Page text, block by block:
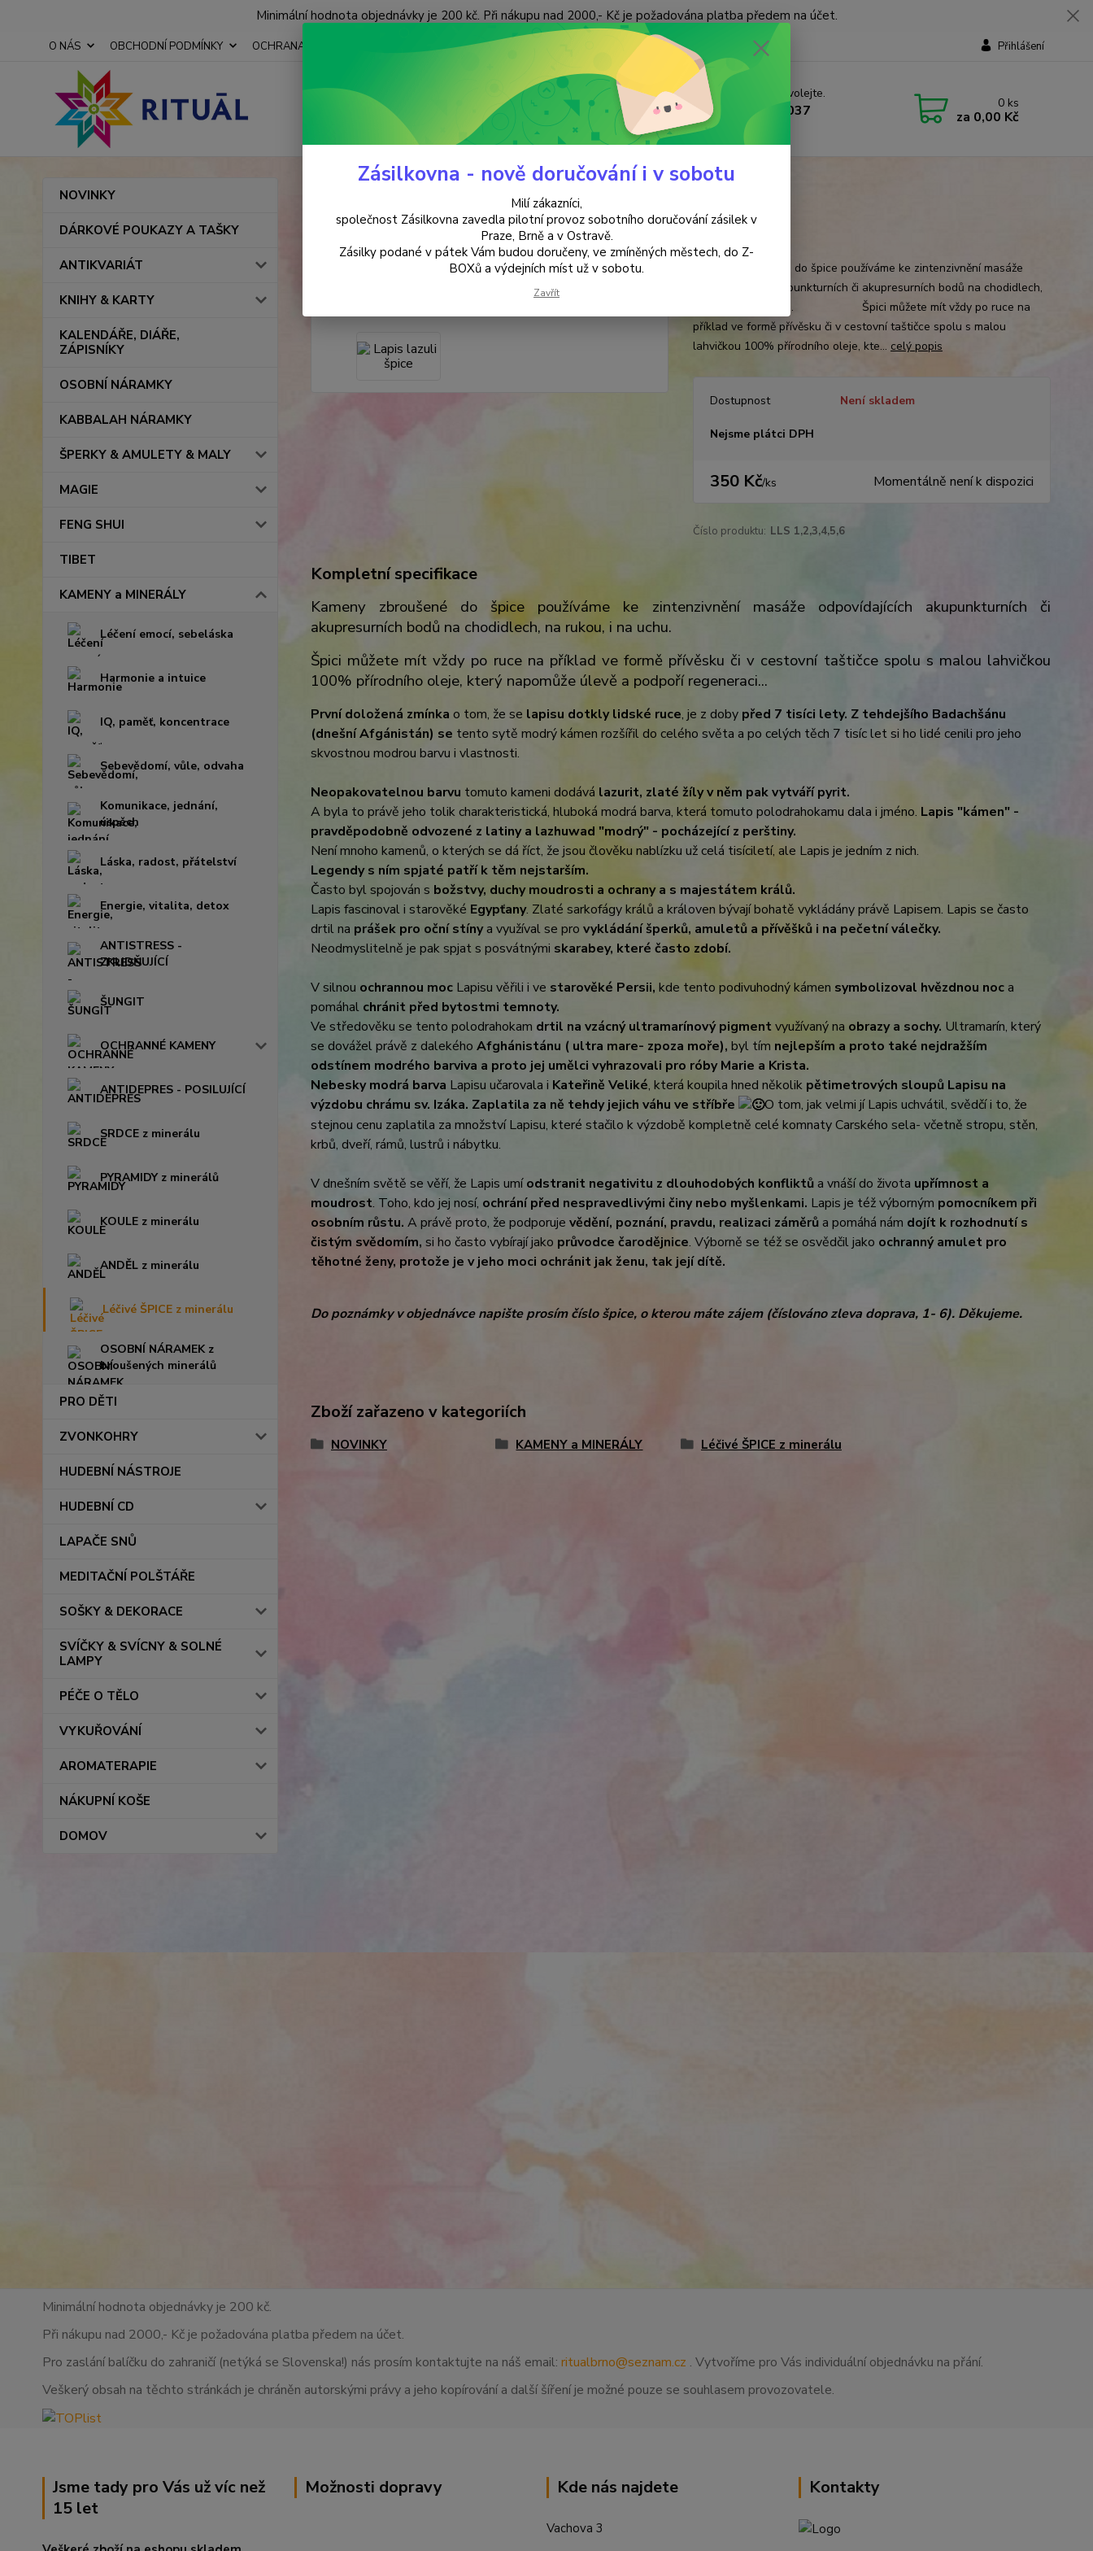
Minimální hodnota objednávky je 200 kč. Při nákupu nad 2000,- Kč je požadována platba předem na účet.
O NÁS OBCHODNÍ PODMÍNKY OCHRANA OSOBNÍCH ÚDAJŮ KONTAKTY Přihlášení
Hledat
Nevíte si rady? Zavolejte.
+420 737 737 037
(Po-Pá, 9-18 hod.)
0 ks
za 0,00 Kč
NOVINKY
DÁRKOVÉ POUKAZY A TAŠKY
ANTIKVARIÁT
KNIHY & KARTY
KALENDÁŘE, DIÁŘE,
ZÁPISNÍKY
OSOBNÍ NÁRAMKY
KABBALAH NÁRAMKY
ŠPERKY & AMULETY & MALY
MAGIE
FENG SHUI
TIBET
KAMENY a MINERÁLY
Léčení emocí, sebeláska
Harmonie a intuice
IQ, paměť, koncentrace
Sebevědomí, vůle, odvaha
Komunikace, jednání,
úspěch
Láska, radost, přátelství
Energie, vitalita, detox
ANTISTRESS -
ZKLIDŇUJÍCÍ
ŠUNGIT
OCHRANNÉ KAMENY
ANTIDEPRES - POSILUJÍCÍ
SRDCE z minerálu
PYRAMIDY z minerálů
KOULE z minerálu
ANDĚL z minerálu
Léčivé ŠPICE z minerálu
OSOBNÍ NÁRAMEK z
broušených minerálů
PRO DĚTI
ZVONKOHRY
HUDEBNÍ NÁSTROJE
HUDEBNÍ CD
LAPAČE SNŮ
MEDITAČNÍ POLŠTÁŘE
SOŠKY & DEKORACE
SVÍČKY & SVÍCNY & SOLNÉ
LAMPY
PÉČE O TĚLO
VYKUŘOVÁNÍ
AROMATERAPIE
NÁKUPNÍ KOŠE
DOMOV
KAMENY a MINERÁLY Léčivé ŠPICE z minerálu Lapis lazuli špice
Lapis lazuli špice
Kameny zbroušené do špice používáme ke zintenzivnění masáže
odpovídajících akupunkturních či akupresurních bodů na chodidlech,
na rukou, i na uchu. Špici můžete mít vždy po ruce na
příklad ve formě přívěsku či v cestovní taštičce spolu s malou
lahvičkou 100% přírodního oleje, kte... celý popis
Dostupnost Není skladem
Nejsme plátci DPH
350 Kč/ks Momentálně není k dispozici
Číslo produktu: LLS 1,2,3,4,5,6
Kompletní specifikace
Kameny zbroušené do špice používáme ke zintenzivnění masáže odpovídajících akupunkturních či
akupresurních bodů na chodidlech, na rukou, i na uchu.
Špici můžete mít vždy po ruce na příklad ve formě přívěsku či v cestovní taštičce spolu s malou lahvičkou
100% přírodního oleje, který napomůže úlevě a podpoří regeneraci...
První doložená zmínka o tom, že se lapisu dotkly lidské ruce, je z doby před 7 tisíci lety. Z tehdejšího Badachšánu
(dnešní Afgánistán) se tento sytě modrý kámen rozšířil do celého světa a po celých těch 7 tisíc let si ho lidé cenili pro jeho
skvostnou modrou barvu i vlastnosti.
Neopakovatelnou barvu tomuto kameni dodává lazurit, zlaté žíly v něm pak vytváří pyrit.
A byla to právě jeho tolik charakteristická, hluboká modrá barva, která tomuto polodrahokamu dala i jméno. Lapis "kámen" -
pravděpodobně odvozené z latiny a lazhuwad "modrý" - pocházející z perštiny.
Není mnoho kamenů, o kterých se dá říct, že jsou člověku nablízku už celá tisíciletí, ale Lapis je jedním z nich.
Legendy s ním spjaté patří k těm nejstarším.
Často byl spojován s božstvy, duchy moudrosti a ochrany a s majestátem králů.
Lapis fascinoval i starověké Egypťany. Zlaté sarkofágy králů a královen bývají bohatě vykládány právě Lapisem. Lapis se často
drtil na prášek pro oční stínya využíval se pro vykládání šperků, amuletů a přívěšků i na pečetní válečky.
Neodmyslitelně je pak spjat s posvátnými skarabey, které často zdobí.
V silnou ochrannou moc Lapisu věřili i ve starověké Persii, kde tento podivuhodný kámen symbolizoval hvězdnou noca
pomáhal chránit před bytostmi temnoty.
Ve středověku se tento polodrahokam drtil na vzácný ultramarínový pigmentvyužívaný na obrazy a sochy. Ultramarín, který
se dovážel právě z dalekého Afghánistánu ( ultra mare- zpoza moře), byl tím nejlepším a proto také nejdražším
odstínem modrého barviva a proto jej umělci vyhrazovali pro róby Marie a Krista.
Nebesky modrá barva Lapisu učarovala i Kateřině Veliké, která koupila hned několik pětimetrových sloupů Lapisu na
výzdobu chrámu sv. Izáka. Zaplatila za ně tehdy jejich váhu ve stříbře
O tom, jak velmi jí Lapis uchvátil, svědčí i to, že
stejnou cenu zaplatila za množství Lapisu, které stačilo k výzdobě kompletně celé komnaty Carského sela- včetně stropu, stěn,
krbů, dveří, rámů, lustrů i nábytku.
V dnešním světě se věří, že Lapis umíodstranit negativitu z dlouhodobých konfliktůa vnáší do života upřímnost a
moudrost. Toho, kdo jej nosí, ochrání před nespravedlivými činy nebo myšlenkami. Lapis je též výborným pomocníkem při
osobním růstu. A právě proto, že podporuje vědění, poznání, pravdu, realizaci záměrůa pomáhá nám dojít k rozhodnutí s
čistým svědomím, si ho často vybírají jako průvodce čarodějnice. Výborně se též se osvědčil jako ochranný amulet pro
těhotné ženy, protože je v jeho moci ochránit jak ženu, tak její dítě.
Do poznámky v objednávce napište prosím číslo špice, o kterou máte zájem (číslováno zleva doprava, 1- 6). Děkujeme.
Zboží zařazeno v kategoriích
NOVINKY KAMENY a MINERÁLY Léčivé ŠPICE z minerálu
Minimální hodnota objednávky je 200 kč.
Při nákupu nad 2000,- Kč je požadována platba předem na účet.
Pro zaslání balíčku do zahraničí (netýká se Slovenska!) nás prosím kontaktujte na náš email: ritualbrno@seznam.cz . Vytvoříme pro Vás individuální objednávku na přání.
Veškerý obsah na těchto stránkách je chráněn autorskými právy a jeho kopírování a další šíření je možné pouze se souhlasem provozovatele.
Jsme tady pro Vás už víc než
15 let
Možnosti dopravy Kde nás najdete
Vachova 3
Kontakty
Zásilkovna - nově doručování i v sobotu
Milí zákazníci,
společnost Zásilkovna zavedla pilotní provoz sobotního doručování zásilek v
Praze, Brně a v Ostravě.
Zásilky podané v pátek Vám budou doručeny, ve zmíněných městech, do Z-
BOXů a výdejních míst už v sobotu.
Zavřít